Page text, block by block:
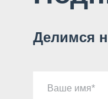
Делимся
Ваше имя